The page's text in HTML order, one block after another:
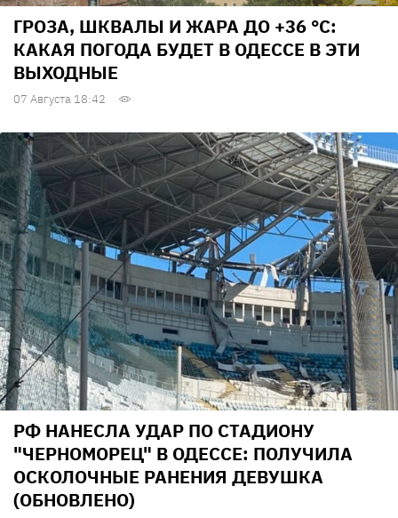
ГРОЗА, ШКВАЛЫ И ЖАРА ДО +36 °С:
КАКАЯ ПОГОДА БУДЕТ В ОДЕССЕ В ЭТИ
ВЫХОДНЫЕ
07 Августа 18:42
РФ НАНЕСЛА УДАР ПО СТАДИОНУ
"ЧЕРНОМОРЕЦ" В ОДЕССЕ: ПОЛУЧИЛА
ОСКОЛОЧНЫЕ РАНЕНИЯ ДЕВУШКА
(ОБНОВЛЕНО)